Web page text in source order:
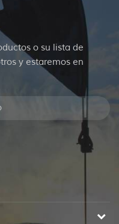
o su lista de
y estaremos en